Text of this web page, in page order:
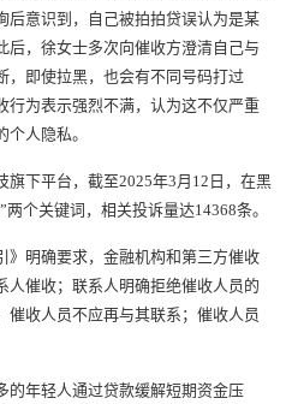
后意识到，自己被拍拍贷误认为是某
后，徐女士多次向催收方澄清自己与
，即使拉黑，也会有不同号码打过
行为表示强烈不满，认为这不仅严重
人隐私。
下平台，截至2025年3月12日，在黑
个关键词，相关投诉量达14368条。
明确要求，金融机构和第三方催收
人催收；联系人明确拒绝催收人员的
催收人员不应再与其联系；催收人员
年轻人通过贷款缓解短期资金压